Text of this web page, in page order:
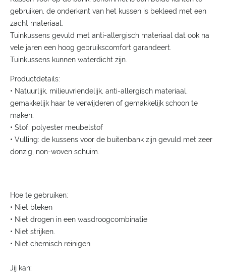
gebruiken, de onderkant van het kussen is bekleed met een
zacht materiaal.
Tuinkussens gevuld met anti-allergisch materiaal dat ook na
vele jaren een hoog gebruikscomfort garandeert.
Tuinkussens kunnen waterdicht zijn.
Productdetails:
• Natuurlijk, milieuvriendelijk, anti-allergisch materiaal,
gemakkelijk haar te verwijderen of gemakkelijk schoon te
maken.
• Stof: polyester meubelstof
• Vulling: de kussens voor de buitenbank zijn gevuld met zeer
donzig, non-woven schuim.
Hoe te gebruiken:
• Niet bleken
• Niet drogen in een wasdroogcombinatie
• Niet strijken.
• Niet chemisch reinigen
Jij kan: